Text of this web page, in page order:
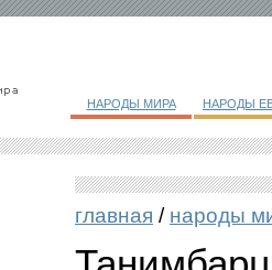
НАРОДЫ МИРА НАРОДЫ
главная / народы